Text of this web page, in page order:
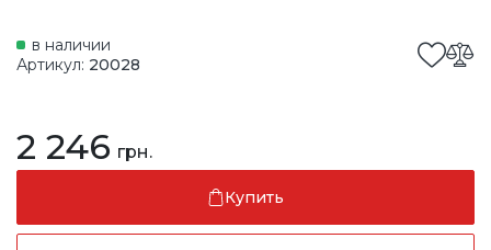
в наличии
Артикул: 20028
2 246 грн.
Купить